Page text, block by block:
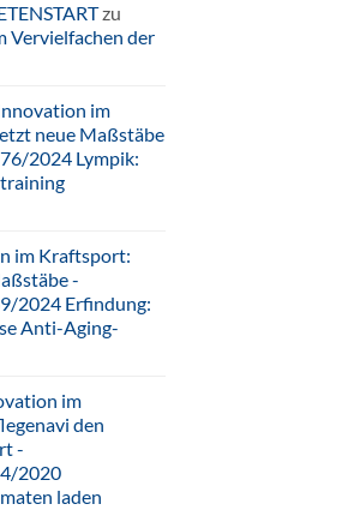
zu
Vervielfachen der
im
neue Maßstäbe
76/2024 Lympik:
im Kraftsport:
-
2024 Erfindung:
Anti-Aging-
im
den
-
2020
laden